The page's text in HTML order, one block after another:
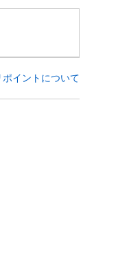
ポイントについて